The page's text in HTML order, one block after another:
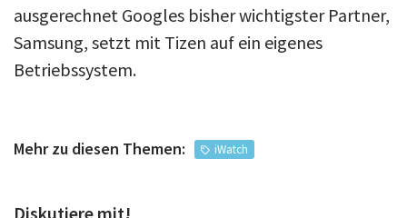
ausgerechnet Googles bisher wichtigster Partner,
Samsung, setzt mit Tizen auf ein eigenes
Betriebssystem.
Mehr zu diesen Themen: iWatch
Diskutiere mit!